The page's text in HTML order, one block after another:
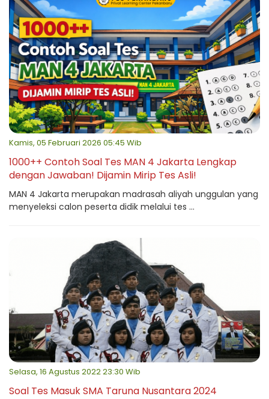
Kamis, 05 Februari 2026 05:45 Wib
1000++ Contoh Soal Tes MAN 4 Jakarta Lengkap
dengan Jawaban! Dijamin Mirip Tes Asli!
MAN 4 Jakarta merupakan madrasah aliyah unggulan yang
menyeleksi calon peserta didik melalui tes ...
Selasa, 16 Agustus 2022 23:30 Wib
Soal Tes Masuk SMA Taruna Nusantara 2024